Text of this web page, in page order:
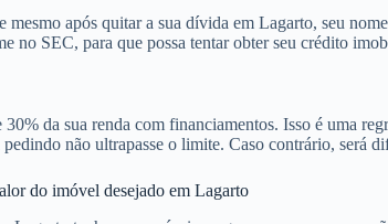
mesmo após quitar a sua dívida em Lagarto, seu
no SEC, para que possa tentar obter seu crédito
da sua renda com financiamentos. Isso é uma
pedindo não ultrapasse o limite. Caso contrário, será
do imóvel desejado em Lagarto